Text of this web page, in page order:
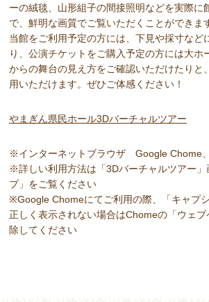
ーの絨毯、山形組子の間接照明などを実際に
で、鮮明な画質でご覧いただくことができま
当館をご利用予定の方には、下見や採寸など
り、公演チケットをご購入予定の方には大ホ
からの舞台の見え方をご確認いただけたりと
用いただけます。ぜひご体感ください！
やまぎん県民ホール3Dバーチャルツアー
※インターネットブラウザ Google Chome
※詳しい利用方法は「3Dバーチャルツアー」
プ」をご覧ください
※Google Chomeにてご利用の際、「キャプ
正しく表示されない場合はChomeの「ウェ
除してください